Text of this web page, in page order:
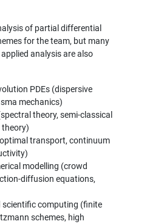
of partial differential
for the team, but many
analysis are also
PDEs (dispersive
mechanics)
theory, semi-classical
theory)
transport, continuum
modelling (crowd
diffusion equations,
scientific computing (finite
schemes, high